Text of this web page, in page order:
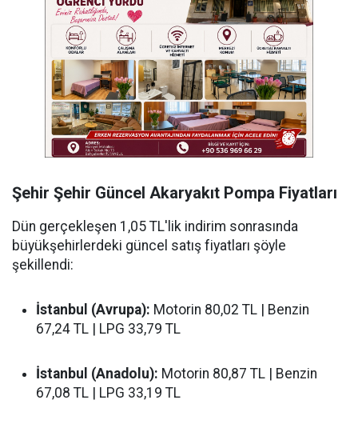
Şehir Şehir Güncel Akaryakıt Pompa Fiyatları
Dün gerçekleşen 1,05 TL'lik indirim sonrasında
büyükşehirlerdeki güncel satış fiyatları şöyle
şekillendi:
İstanbul (Avrupa): Motorin 80,02 TL | Benzin
67,24 TL | LPG 33,79 TL
İstanbul (Anadolu): Motorin 80,87 TL | Benzin
67,08 TL | LPG 33,19 TL